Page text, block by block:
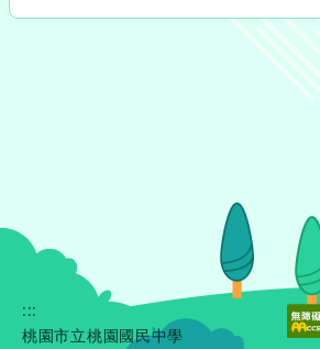
:::
桃園市立桃園國民中學